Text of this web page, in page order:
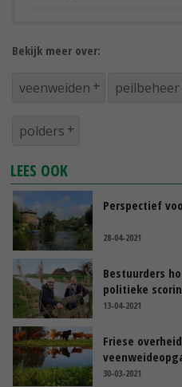
Bekijk meer over:
veenweiden peilbeheer
polders
LEES OOK
Perspectief
28-04-2021
Bestuurders
politieke
13-04-2021
Friese
30-03-2021